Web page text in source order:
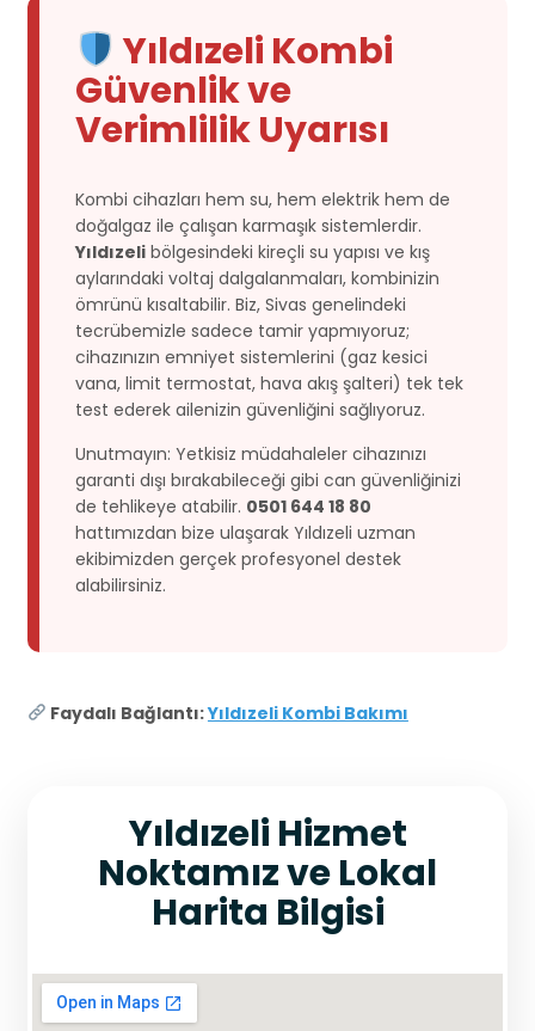
Yıldızeli Kombi
Güvenlik ve
Verimlilik Uyarısı
Kombi cihazları hem su, hem elektrik hem de
doğalgaz ile çalışan karmaşık sistemlerdir.
Yıldızeli bölgesindeki kireçli su yapısı ve kış
aylarındaki voltaj dalgalanmaları, kombinizin
ömrünü kısaltabilir. Biz, Sivas genelindeki
tecrübemizle sadece tamir yapmıyoruz;
cihazınızın emniyet sistemlerini (gaz kesici
vana, limit termostat, hava akış şalteri) tek tek
test ederek ailenizin güvenliğini sağlıyoruz.
Unutmayın: Yetkisiz müdahaleler cihazınızı
garanti dışı bırakabileceği gibi can güvenliğinizi
de tehlikeye atabilir. 0501 644 18 80
hattımızdan bize ulaşarak Yıldızeli uzman
ekibimizden gerçek profesyonel destek
alabilirsiniz.
Faydalı Bağlantı:Yıldızeli Kombi Bakımı
Yıldızeli Hizmet
Noktamız ve Lokal
Harita Bilgisi